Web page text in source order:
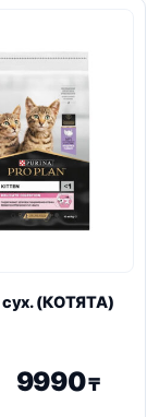
сух. (КОТЯТА)
9990₸